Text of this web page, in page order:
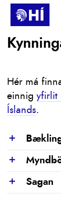
Skip to main
Hér má
einnigyfirlit
Íslands.
Show
Show
ShowSagan